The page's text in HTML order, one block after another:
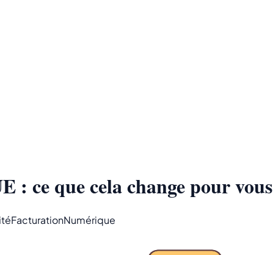
: ce que cela change pour vous
FacturationNumérique